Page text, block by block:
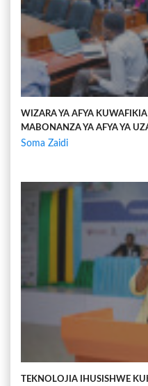
WIZARA YA AFYA
MABONANZA YA AFYA YA
Soma Zaidi
TEKNOLOJIA IHUSISHWE